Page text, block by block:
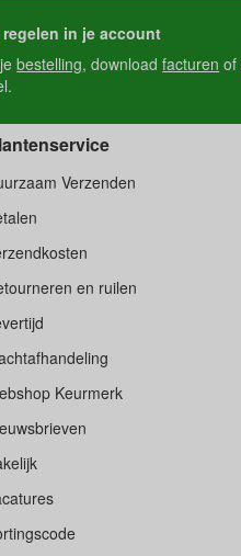
regelen in je account
jebestelling, downloadfacturen of
Verzenden
en ruilen
Keurmerk